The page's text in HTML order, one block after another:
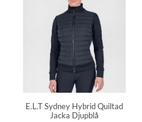
E.L.T Sydney Hybrid Quiltad
Jacka Djupblå